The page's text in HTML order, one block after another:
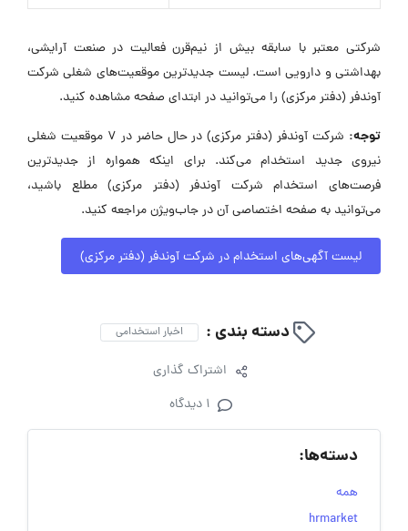
شرکتی معتبر با سابقه بیش از نیم‌قرن فعالیت در صنعت آرایشی،
بهداشتی و دارویی است. لیست جدیدترین موقعیت‌های شغلی شرکت
آوندفر (دفتر مرکزی) را می‌توانید در ابتدای صفحه مشاهده کنید.
توجه:
شرکت آوندفر (دفتر مرکزی) در حال حاضر در ۷ موقعیت شغلی
نیروی جدید استخدام می‌کند. برای اینکه همواره از جدیدترین
فرصت‌های استخدام شرکت آوندفر (دفتر مرکزی) مطلع باشید،
می‌توانید به صفحه اختصاصی آن در جاب‌ویژن مراجعه کنید.
لیست آگهی‌های استخدام در شرکت آوندفر (دفتر مرکزی)
دسته بندی : اخبار استخدامی
اشتراک گذاری
1 دیدگاه
دسته‌ها:
همه
hrmarket